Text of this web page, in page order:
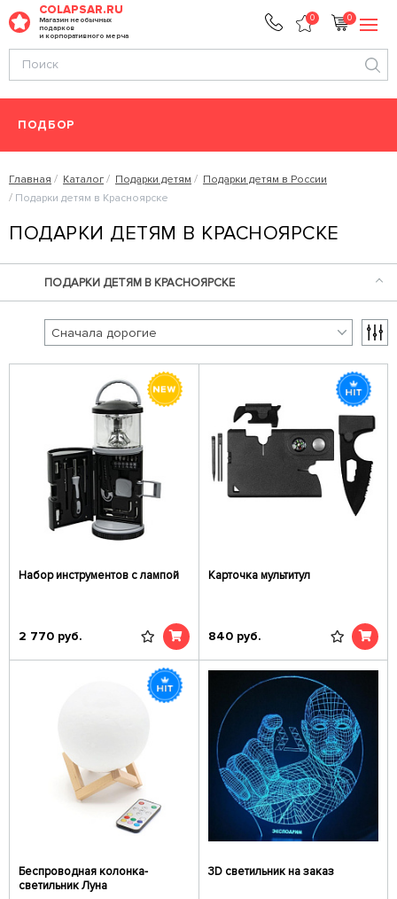
COLAPSAR.RU
Магазин необычных
подарков
и корпоративного мерча
0 0
ПОДБОР
Главная Каталог Подарки детям
Подарки детям в России
Подарки детям в Красноярске
ПОДАРКИ ДЕТЯМ В КРАСНОЯРСКЕ
ПОДАРКИ ДЕТЯМ В КРАСНОЯРСКЕ
Набор инструментов с лампой
2 770 руб.
Карточка мультитул
840 руб.
Беспроводная колонка-
светильник Луна
3D светильник на заказ